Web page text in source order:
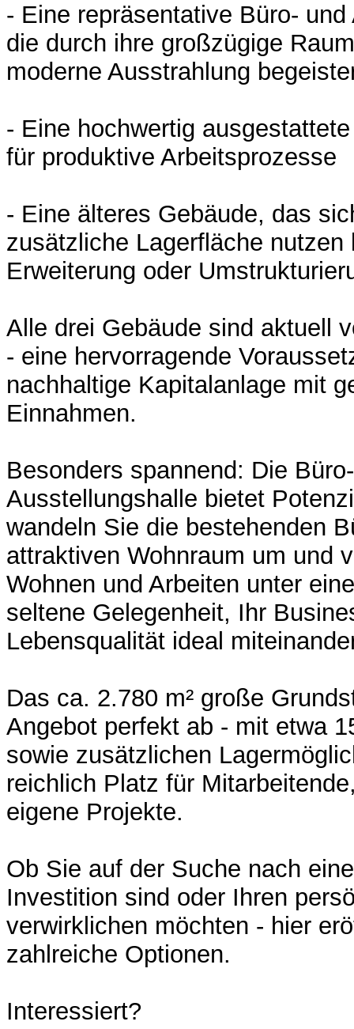
- Eine repräsentative Büro-
die durch ihre großzügige
moderne Ausstrahlung
- Eine hochwertig
für produktive Arbeitsprozesse
- Eine älteres Gebäude, das
zusätzliche Lagerfläche nutzen
Erweiterung oder
Alle drei Gebäude sind aktuell
- eine hervorragende
nachhaltige Kapitalanlage mit
Einnahmen.
Besonders spannend: Die
Ausstellungshalle bietet
wandeln Sie die bestehenden
attraktiven Wohnraum um und
Wohnen und Arbeiten unter
seltene Gelegenheit, Ihr
Lebensqualität ideal
Das ca. 2.780 m² große
Angebot perfekt ab - mit etwa
sowie zusätzlichen
reichlich Platz für
eigene Projekte.
Ob Sie auf der Suche nach
Investition sind oder Ihren
verwirklichen möchten - hier
zahlreiche Optionen.
Interessiert?